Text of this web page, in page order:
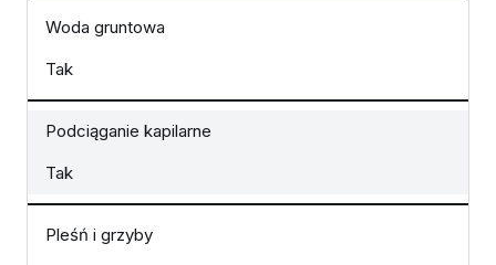
Woda gruntowa
Tak
Podciąganie kapilarne
Tak
Pleśń i grzyby